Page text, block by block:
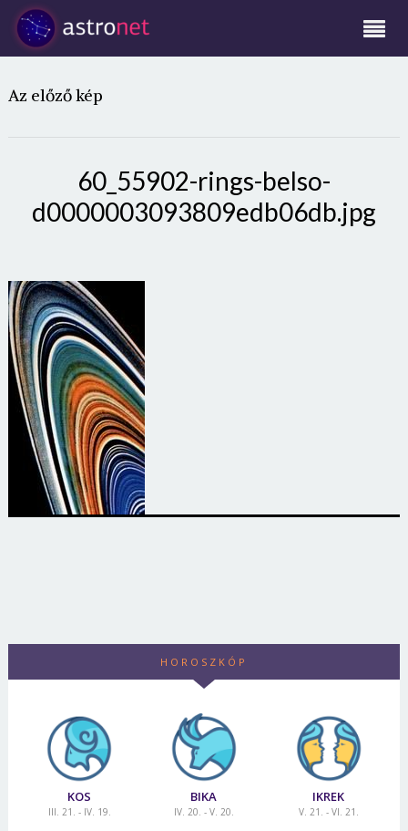
Az előző kép
60_55902-rings-belso-
d0000003093809edb06db.jpg
HOROSZKÓP
KOS
III. 21. - IV. 19.
BIKA
IV. 20. - V. 20.
IKREK
V. 21. - VI. 21.